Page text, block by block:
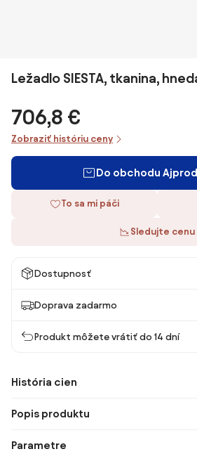
Ležadlo SIESTA, tkanina,
706,8 €
Zobraziť históriu ceny
Do obchodu
To sa mi páči
Sledujte cenu
Dostupnosť
Doprava zadarmo
Produkt môžete vrátiť do 14 dní
História cien
Popis produktu
Parametre